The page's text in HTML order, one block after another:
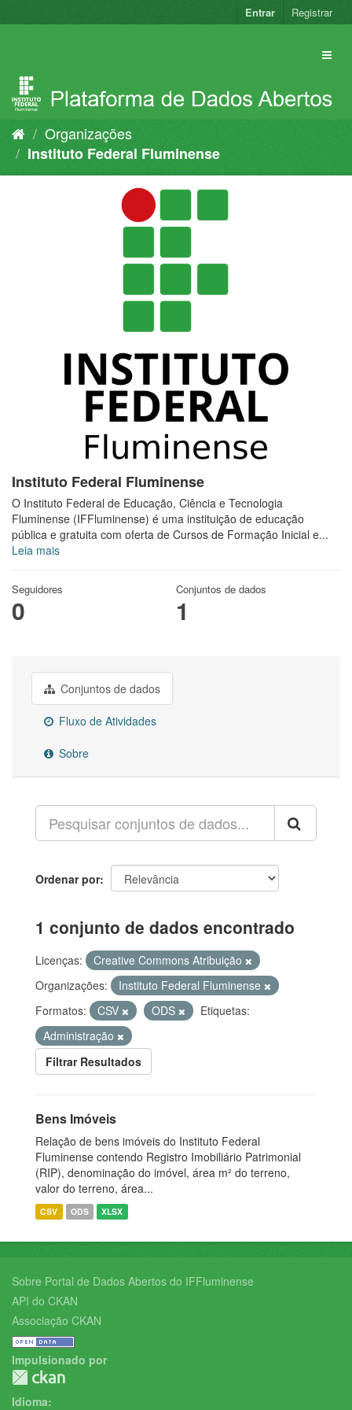
para
Entrar Registrar
Organizações
Instituto Federal Fluminense
Instituto Federal Fluminense
O Instituto Federal de Educação, Ciência e Tecnologia
Fluminense (IFFluminense) é uma instituição de educação
pública e gratuita com oferta de Cursos de Formação Inicial e...
Leia mais
Seguidores
0
Conjuntos de dados
1
Conjuntos de dados
Fluxo de Atividades
Sobre
Ordenar por
1 conjunto de dados encontrado
Licenças:
Creative Commons Atribuição
Organizações:
Instituto Federal Fluminense
Formatos:
CSV ODS
Etiquetas:
Administração
Filtrar Resultados
Bens Imóveis
Relação de bens imóveis do Instituto Federal
Fluminense contendo Registro Imobiliário Patrimonial
(RIP), denominação do imóvel, área m² do terreno,
valor do terreno, área...
CSV ODS XLSX
Sobre Portal de Dados Abertos do IFFluminense
API do CKAN
Associação CKAN
Impulsionado por
Idioma